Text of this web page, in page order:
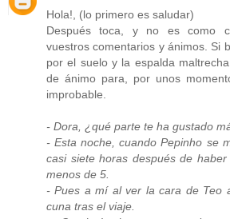
Hola!, (lo primero es saludar)
Después toca, y no es como
vuestros comentarios y ánimos. Si
por el suelo y la espalda
de ánimo para, por unos
improbable.
- Dora, ¿qué parte te ha gustado
- Esta noche, cuando Pepinho se
casi siete horas después de
menos de 5.
- Pues a mí al ver la cara de Teo
cuna tras el viaje.